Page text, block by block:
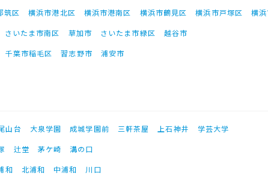
筑区 横浜市港北区 横浜市港南区 横浜市鶴見区 横浜市戸塚区
横
さいたま市南区 草加市 さいたま市緑区
越谷市
千葉市稲毛区 習志野市 浦安市
山台 大泉学園 成城学園前 三軒茶屋 上石神井
学芸大学
辻堂 茅ケ崎
溝の口
和 北浦和 中浦和
川口